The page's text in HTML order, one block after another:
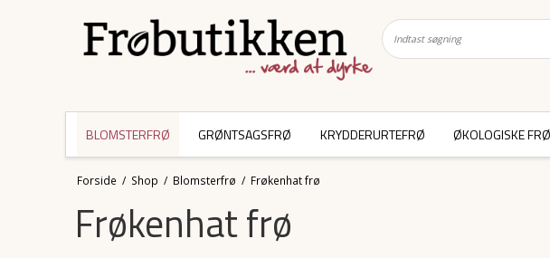
BLOMSTERFRØ GRØNTSAGSFRØ KRYDDERURTEFRØ ØKOLOGISKE FRØ
Forside / Shop / Blomsterfrø / Frøkenhat frø
Frøkenhat frø